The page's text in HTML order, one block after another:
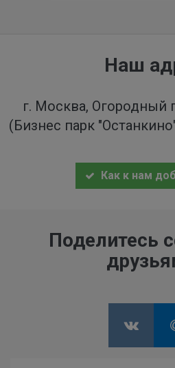
Наш
г. Москва, Огородный
(Бизнес парк
Как к нам
Поделитесь